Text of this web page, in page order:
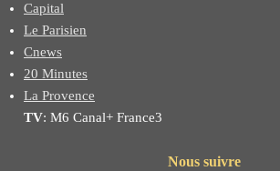
Capital
Le Parisien
Cnews
20 Minutes
La Provence
TV: M6 Canal+ France3
Nous suivre